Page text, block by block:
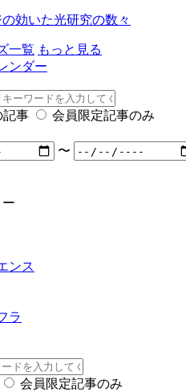
効いた光研究の数々
一覧 もっと見る
ンダー
記事
会員限定記事のみ
〜
ンス
ラ
会員限定記事のみ